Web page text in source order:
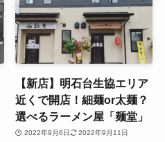
【新店】明石台生協エリア
近くで開店！細麺or太麺？
選べるラーメン屋「麺堂」
2022年9月6日 2022年9月11日